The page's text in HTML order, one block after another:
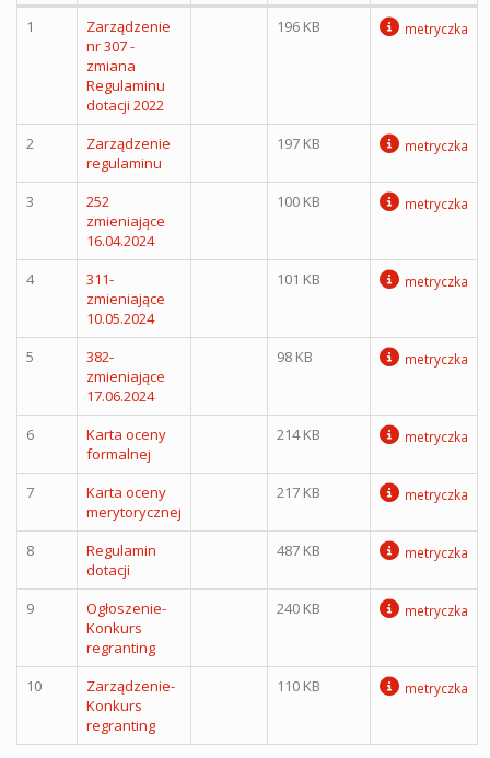
1
Zarządzenie
nr 307 -
zmiana
Regulaminu
dotacji 2022
196 KB metryczka
2
Zarządzenie
regulaminu
197 KB metryczka
3
252
zmieniające
16.04.2024
100 KB metryczka
4
311-
zmieniające
10.05.2024
101 KB metryczka
5
382-
zmieniające
17.06.2024
98 KB metryczka
6
Karta oceny
formalnej
214 KB metryczka
7
Karta oceny
merytorycznej
217 KB metryczka
8
Regulamin
dotacji
487 KB metryczka
9
Ogłoszenie-
Konkurs
regranting
240 KB metryczka
10
Zarządzenie-
Konkurs
regranting
110 KB metryczka